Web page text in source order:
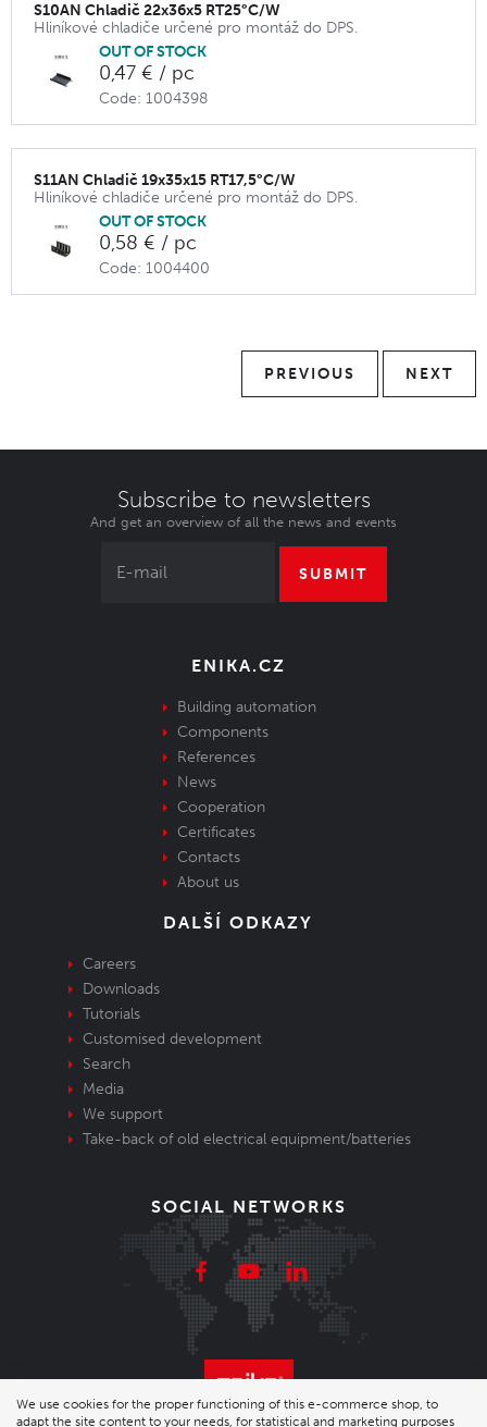
S10AN Chladič 22x36x5 RT25°C/W
Hliníkové chladiče určené pro montáž do DPS.
OUT OF STOCK
0,47 € / pc
Code: 1004398
S11AN Chladič 19x35x15 RT17,5°C/W
Hliníkové chladiče určené pro montáž do DPS.
OUT OF STOCK
0,58 € / pc
Code: 1004400
PREVIOUS NEXT
Subscribe to newsletters
And get an overview of all the news and events
SUBMIT
ENIKA.CZ
Building automation
Components
References
News
Cooperation
Certificates
Contacts
About us
DALŠÍ ODKAZY
Careers
Downloads
Tutorials
Customised development
Search
Media
We support
Take-back of old electrical equipment/batteries
SOCIAL NETWORKS
We use cookies for the proper functioning of this e-commerce shop, to
adapt the site content to your needs, for statistical and marketing purposes